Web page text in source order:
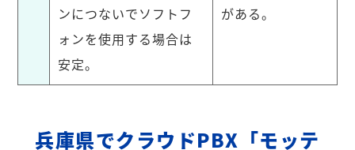
ンにつないでソフトフ
ォンを使用する場合は
安定。
がある。
兵庫県でクラウドPBX「モッテ